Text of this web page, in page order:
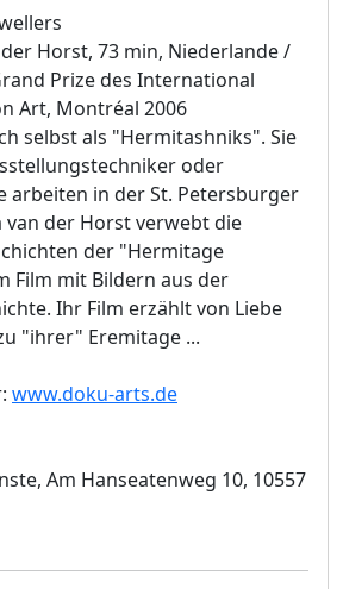
Horst, 73 min, Niederlande /
Prize des International
Art, Montréal 2006
selbst als "Hermitashniks". Sie
oder
arbeiten in der St. Petersburger
van der Horst verwebt die
der "Hermitage
Film mit Bildern aus der
Ihr Film erzählt von Liebe
"ihrer" Eremitage ...
www.doku-arts.de
Am Hanseatenweg 10, 10557